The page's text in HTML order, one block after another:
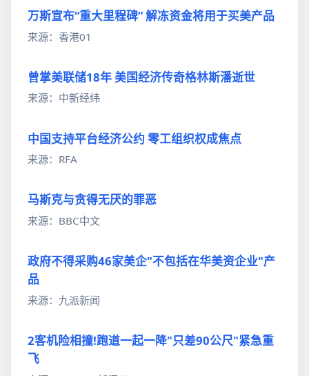
万斯宣布“重大里程碑” 解冻资金将用于买美产品
来源：香港01
曾掌美联储18年 美国经济传奇格林斯潘逝世
来源：中新经纬
中国支持平台经济公约 零工组织权成焦点
来源：RFA
马斯克与贪得无厌的罪恶
来源：BBC中文
政府不得采购46家美企"不包括在华美资企业"产
品
来源：九派新闻
2客机险相撞!跑道一起一降"只差90公尺"紧急重
飞